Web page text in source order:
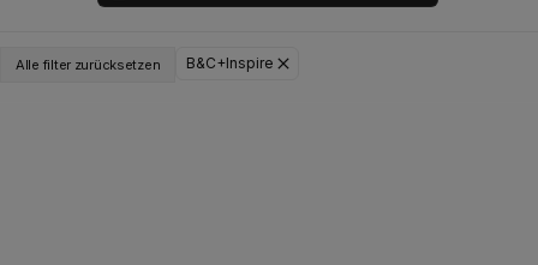
Alle filter zurücksetzen B&C+Inspire